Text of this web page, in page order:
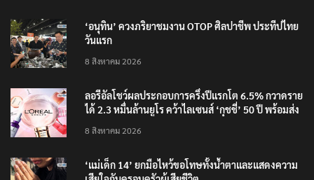
‘อนุทิน’ ควงภริยาชมงาน OTOP ศิลปาชีพ ประทีปไทย
8 สิงหาคม 2026
ลอรีอัลโชว์ผลประกอบการครึ่งปีแรกโต 6.5% กวาดราย
8 สิงหาคม 2026